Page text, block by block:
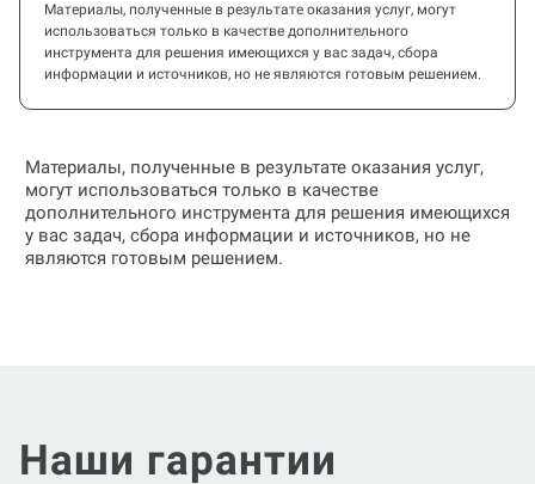
Материалы, полученные в результате оказания услуг, могут
использоваться только в качестве дополнительного
инструмента для решения имеющихся у вас задач, сбора
информации и источников, но не являются готовым решением.
Материалы, полученные в результате оказания услуг,
могут использоваться только в качестве
дополнительного инструмента для решения имеющихся
у вас задач, сбора информации и источников, но не
являются готовым решением.
Наши гарантии